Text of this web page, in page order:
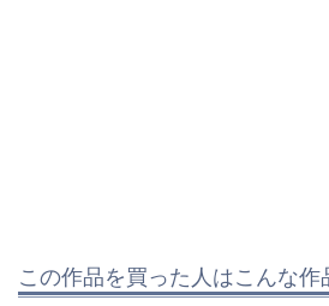
この作品を買った人はこんな